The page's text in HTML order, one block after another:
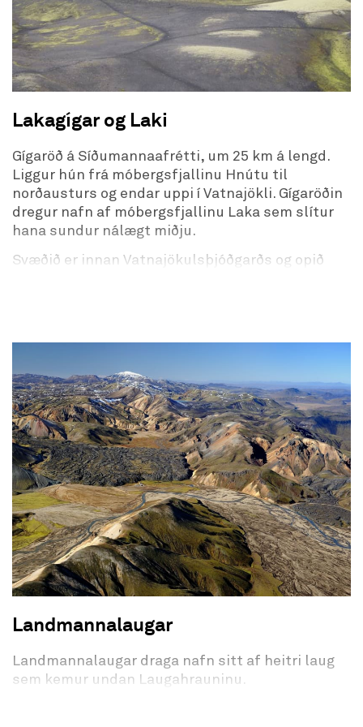
GPS hnit endir:N64°52.1791 W023°51.6872
Lakagígar og Laki
Gígaröð á Síðumannaafrétti, um 25 km á lengd.
Liggur hún frá móbergsfjallinu Hnútu til
norðausturs og endar uppi í Vatnajökli. Gígaröðin
dregur nafn af móbergsfjallinu Laka sem slítur
hana sundur nálægt miðju.
Svæðið er innan Vatnajökulsþjóðgarðs og opið
vegir og slóðar á svæðinu eru lokaðir fyrir
almennum akstri. Hér sem annars staðar er
stranglega bannað að aka utan vega.
Yfir sumarið bjóða landverðir upp á
fræðslugöngur á svæðinu. Upplýsingar um
göngurnar má finna á vefsíðu þjóðgarðsins, á
samfélagsmiðlum og í gestastofum.
Lakagígar gusu árið 1783 hinu mesta hraungosi er
sögur fara af á jörðinni. Kallaðist það Síðueldur
eða Skaftáreldar. Gosið hófst hinn 8. júní. Gaus
fyrst úr suðurhluta sprungunnar, sunnan Laka,
þar sem hét Varmárdalur. Var hann þá algróinn.
Varmárdalur er nú fullur af hrauni. Hraunflóðið
féll niður gljúfur Skaftár og fyllti það en rann
síðan austur með Síðuheiðum og breiddist svo út
á láglendinu. Annar hraunstraumur féll austur í
Landmannalaugar
Landmannalaugar draga nafn sitt af heitri laug
sem kemur undan Laugahrauninu.